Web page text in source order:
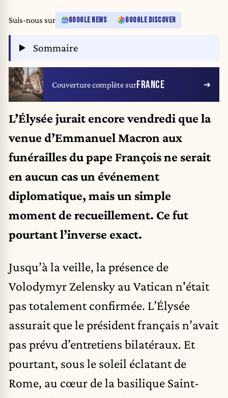
Suis-nous sur GOOGLE NEWS GOOGLE DISCOVER
Sommaire
Couverture complète surFRANCE
L’Élysée jurait encore vendredi que la
venue d’Emmanuel Macron aux
funérailles du pape François ne serait
en aucun cas un événement
diplomatique, mais un simple
moment de recueillement. Ce fut
pourtant l’inverse exact.
Jusqu’à la veille, la présence de
Volodymyr Zelensky au Vatican n'était
pas totalement confirmée. L’Élysée
assurait que le président français n’avait
pas prévu d’entretiens bilatéraux. Et
pourtant, sous le soleil éclatant de
Rome, au cœur de la basilique Saint-